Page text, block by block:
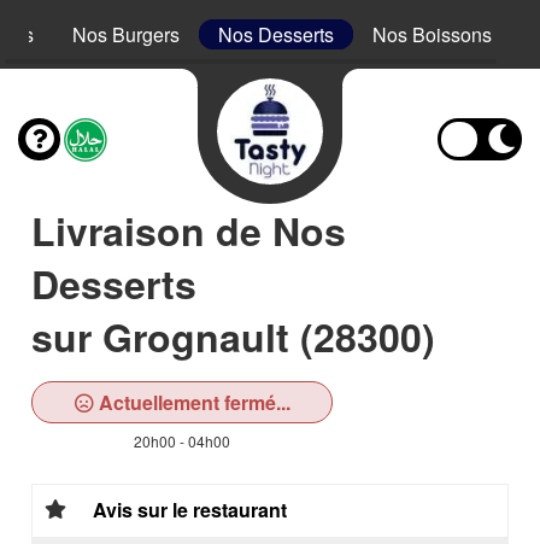
Nos Burgers Nos Desserts Nos Boissons
Livraison de Nos
Desserts
sur Grognault (28300)
Actuellement fermé...
20h00 - 04h00
Avis sur le restaurant